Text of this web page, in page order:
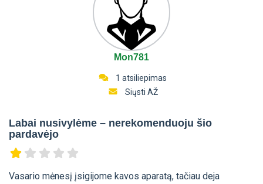
Mon781
1 atsiliepimas
Siųsti AŽ
Labai nusivylėme – nerekomenduoju šio
pardavėjo
Vasario mėnesį įsigijome kavos aparatą, tačiau deja